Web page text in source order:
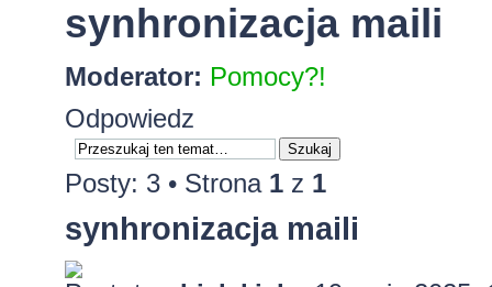
synhronizacja maili
Moderator: Pomocy?!
Odpowiedz
Posty: 3 • Strona 1z 1
synhronizacja maili